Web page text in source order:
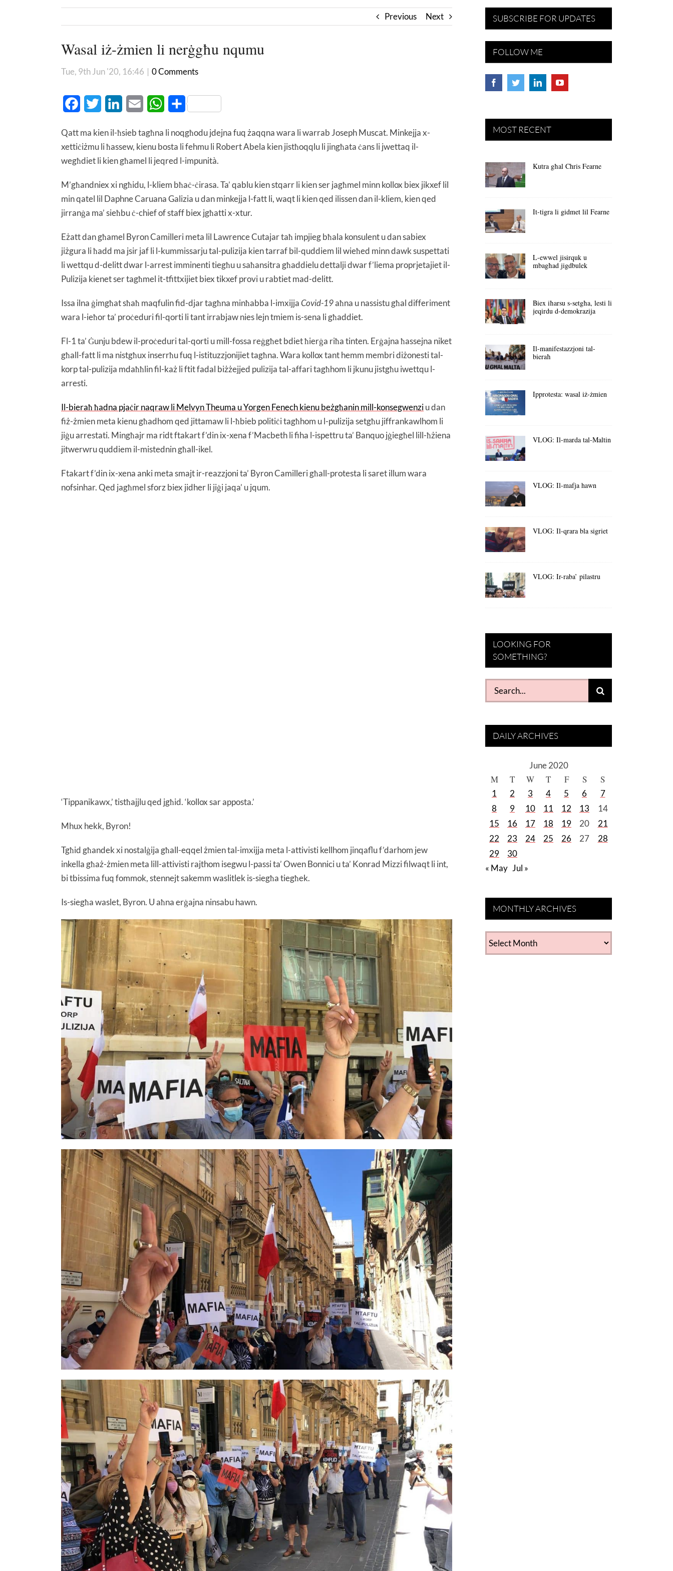
Previous Next
Wasal iż-żmien li nerġgħu nqumu
Tue, 9th Jun '20, 16:46 | 0 Comments
FacebookTwitter LinkedInEmail WhatsApp
Share
Qatt ma kien il-ħsieb tagħna li noqgħodu jdejna fuq żaqqna wara li warrab Joseph Muscat. Minkejja x-
xettiċiżmu li ħassew, kienu bosta li fehmu li Robert Abela kien jistħoqqlu li jingħata ċans li jwettaq il-
wegħdiet li kien għamel li jeqred l-impunità.
M’għandniex xi ngħidu, l-kliem bħaċ-ċirasa. Ta’ qablu kien stqarr li kien ser jagħmel minn kollox biex jikxef lil
min qatel lil Daphne Caruana Galizia u dan minkejja l-fatt li, waqt li kien qed ilissen dan il-kliem, kien qed
jirranġa ma’ sieħbu ċ-chief of staff biex jgħatti x-xtur.
Eżatt dan għamel Byron Camilleri meta lil Lawrence Cutajar taħ impjieg bħala konsulent u dan sabiex
jiżgura li ħadd ma jsir jaf li l-kummissarju tal-pulizija kien tarraf bil-quddiem lil wieħed minn dawk suspettati
li wettqu d-delitt dwar l-arrest imminenti tiegħu u saħansitra għaddielu dettalji dwar f’liema proprjetajiet il-
Pulizija kienet ser tagħmel it-tfittxijiet biex tikxef provi u rabtiet mad-delitt.
Issa ilna ġimgħat sħaħ maqfulin fid-djar tagħna minħabba l-imxijjaCovid-19aħna u nassistu għal differiment
wara l-ieħor ta’ proċeduri fil-qorti li tant irrabjaw nies lejn tmiem is-sena li għaddiet.
Fl-1 ta’ Ġunju bdew il-proċeduri tal-qorti u mill-fossa reġgħet bdiet ħierġa riħa tinten. Erġajna ħassejna niket
għall-fatt li ma nistgħux inserrħu fuq l-istituzzjonijiet tagħna. Wara kollox tant hemm membri diżonesti tal-
korp tal-pulizija mdaħħlin fil-każ li ftit fadal biżżejjed pulizija tal-affari tagħhom li jkunu jistgħu iwettqu l-
arresti.
Il-bieraħ ħadna pjaċir naqraw li Melvyn Theuma u Yorgen Fenech kienu beżgħanin mill-konsegwenziu dan
fiż-żmien meta kienu għadhom qed jittamaw li l-ħbieb politiċi tagħhom u l-pulizija setgħu jiffrankawlhom li
jiġu arrestati. Mingħajr ma ridt ftakart f’din ix-xena f’Macbeth li fiha l-ispettru ta’ Banquo jġiegħel lill-ħżiena
jitwerwru quddiem il-mistednin għall-ikel.
Ftakart f’din ix-xena anki meta smajt ir-reazzjoni ta’ Byron Camilleri għall-protesta li saret illum wara
nofsinhar. Qed jagħmel sforz biex jidher li jiġi jaqa’ u jqum.
‘Tippanikawx,’ tistħajjlu qed jgħid. ‘kollox sar apposta.’
Mhux hekk, Byron!
Tgħid għandek xi nostalġija għall-eqqel żmien tal-imxijja meta l-attivisti kellhom jinqaflu f’darhom jew
inkella għaż-żmien meta lill-attivisti rajthom isegwu l-passi ta’ Owen Bonnici u ta’ Konrad Mizzi filwaqt li int,
bi tbissima fuq fommok, stennejt sakemm waslitlek is-siegħa tiegħek.
Is-siegħa waslet, Byron. U aħna erġajna ninsabu hawn.
SUBSCRIBE FOR UPDATES
FOLLOW ME
MOST RECENT
Kutra għal Chris Fearne
It-tigra li gidmet lil Fearne
L-ewwel jisirquk u
mbagħad jigdbulek
Biex iħarsu s-setgħa, lesti li
jeqirdu d-demokrazija
Il-manifestazzjoni tal-
bieraħ
Ipprotesta: wasal iż-żmien
VLOG: Il-marda tal-Maltin
VLOG: Il-mafja hawn
VLOG: Il-qrara bla sigriet
VLOG: Ir-raba’ pilastru
LOOKING FOR
SOMETHING?
Search
for:
DAILY ARCHIVES
June 2020
M T W T F S S
1 2 3 4 5 6
7
8
9 10 11 12 13
14
15
16 17 18 19 20
21
22
23 24 25 26 27
28
29
30
« May Jul »
MONTHLY ARCHIVES
MONTHLY
ARCHIVES